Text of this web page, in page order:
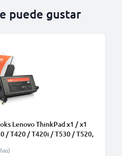
puede gustar
Lenovo ThinkPad x1 / x1
/ T420 / T420i / T530 / T520,
40Y7659